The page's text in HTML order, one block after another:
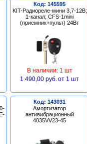
Код: 145595
KIT-Радиореле-мини 3,7-12В;
1-канал; CFS-1mini
(приемник+пульт) 24Вт
В наличии: 1 шт
1 490,00 руб. от 1 шт
Код: 143031
Амортизатор
антивибрационный
4035VV23-45